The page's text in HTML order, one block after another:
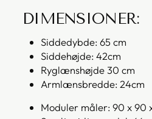
DIMENSIONER:
Siddedybde: 65 cm
Siddehøjde: 42cm
Ryglænshøjde 30 cm
Armlænsbredde: 24cm
Moduler måler: 90 x 90